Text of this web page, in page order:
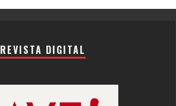
REVISTA DIGITAL